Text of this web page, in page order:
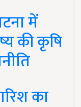
में
की कृषि
का